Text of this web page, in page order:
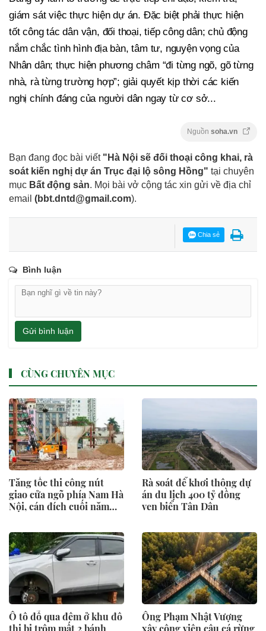
giám sát việc thực hiện dự án. Đặc biệt phải thực hiện
tốt công tác dân vận, đối thoại, tiếp công dân; chủ động
nắm chắc tình hình địa bàn, tâm tư, nguyện vọng của
Nhân dân; thực hiện phương châm “đi từng ngõ, gõ từng
nhà, rà từng trường hợp”; giải quyết kịp thời các kiến
nghị chính đáng của người dân ngay từ cơ sở...
Nguồn soha.vn
Bạn đang đọc bài viết "Hà Nội sẽ đối thoại công khai, rà
soát kiến nghị dự án Trục đại lộ sông Hồng" tại chuyên
mục Bất động sản. Mọi bài vở cộng tác xin gửi về địa chỉ
email (bbt.dntd@gmail.com).
Chia sẻ
Bình luận
Gửi bình luận
CÙNG CHUYÊN MỤC
Tăng tốc thi công nút
giao cửa ngõ phía Nam Hà
Nội, cán đích cuối năm
Rà soát để khơi thông dự
án du lịch 400 tỷ đồng
ven biển Tân Dân
Ô tô đỗ qua đêm ở khu đô
thị bị trộm mất 2 bánh
Ông Phạm Nhật Vượng
xây công viên câu cá rừng